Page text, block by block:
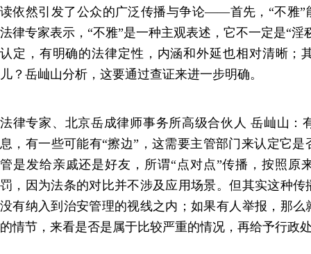
读依然引发了公众的广泛传播与争论——首先，“不雅”
法律专家表示，“不雅”是一种主观表述，它不一定是“淫
认定，有明确的法律定性，内涵和外延也相对清晰；
儿？岳屾山分析，这要通过查证来进一步明确。
法律专家、北京岳成律师事务所高级合伙人 岳屾山：
息，有一些可能有“擦边”，这需要主管部门来认定它
管是发给亲戚还是好友，所谓“点对点”传播，按照原
罚，因为法条的对比并不涉及应用场景。但其实这种
没有纳入到治安管理的视线之内；如果有人举报，那
的情节，来看是否是属于比较严重的情况，再给予行政